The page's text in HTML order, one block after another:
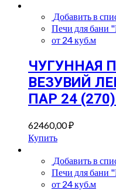
Добавить в
Печи для бани
от 24 куб.м
ЧУГУННАЯ
ВЕЗУВИЙ
ПАР 24
62460,00₽
Купить
Добавить в
Печи для бани
от 24 куб.м